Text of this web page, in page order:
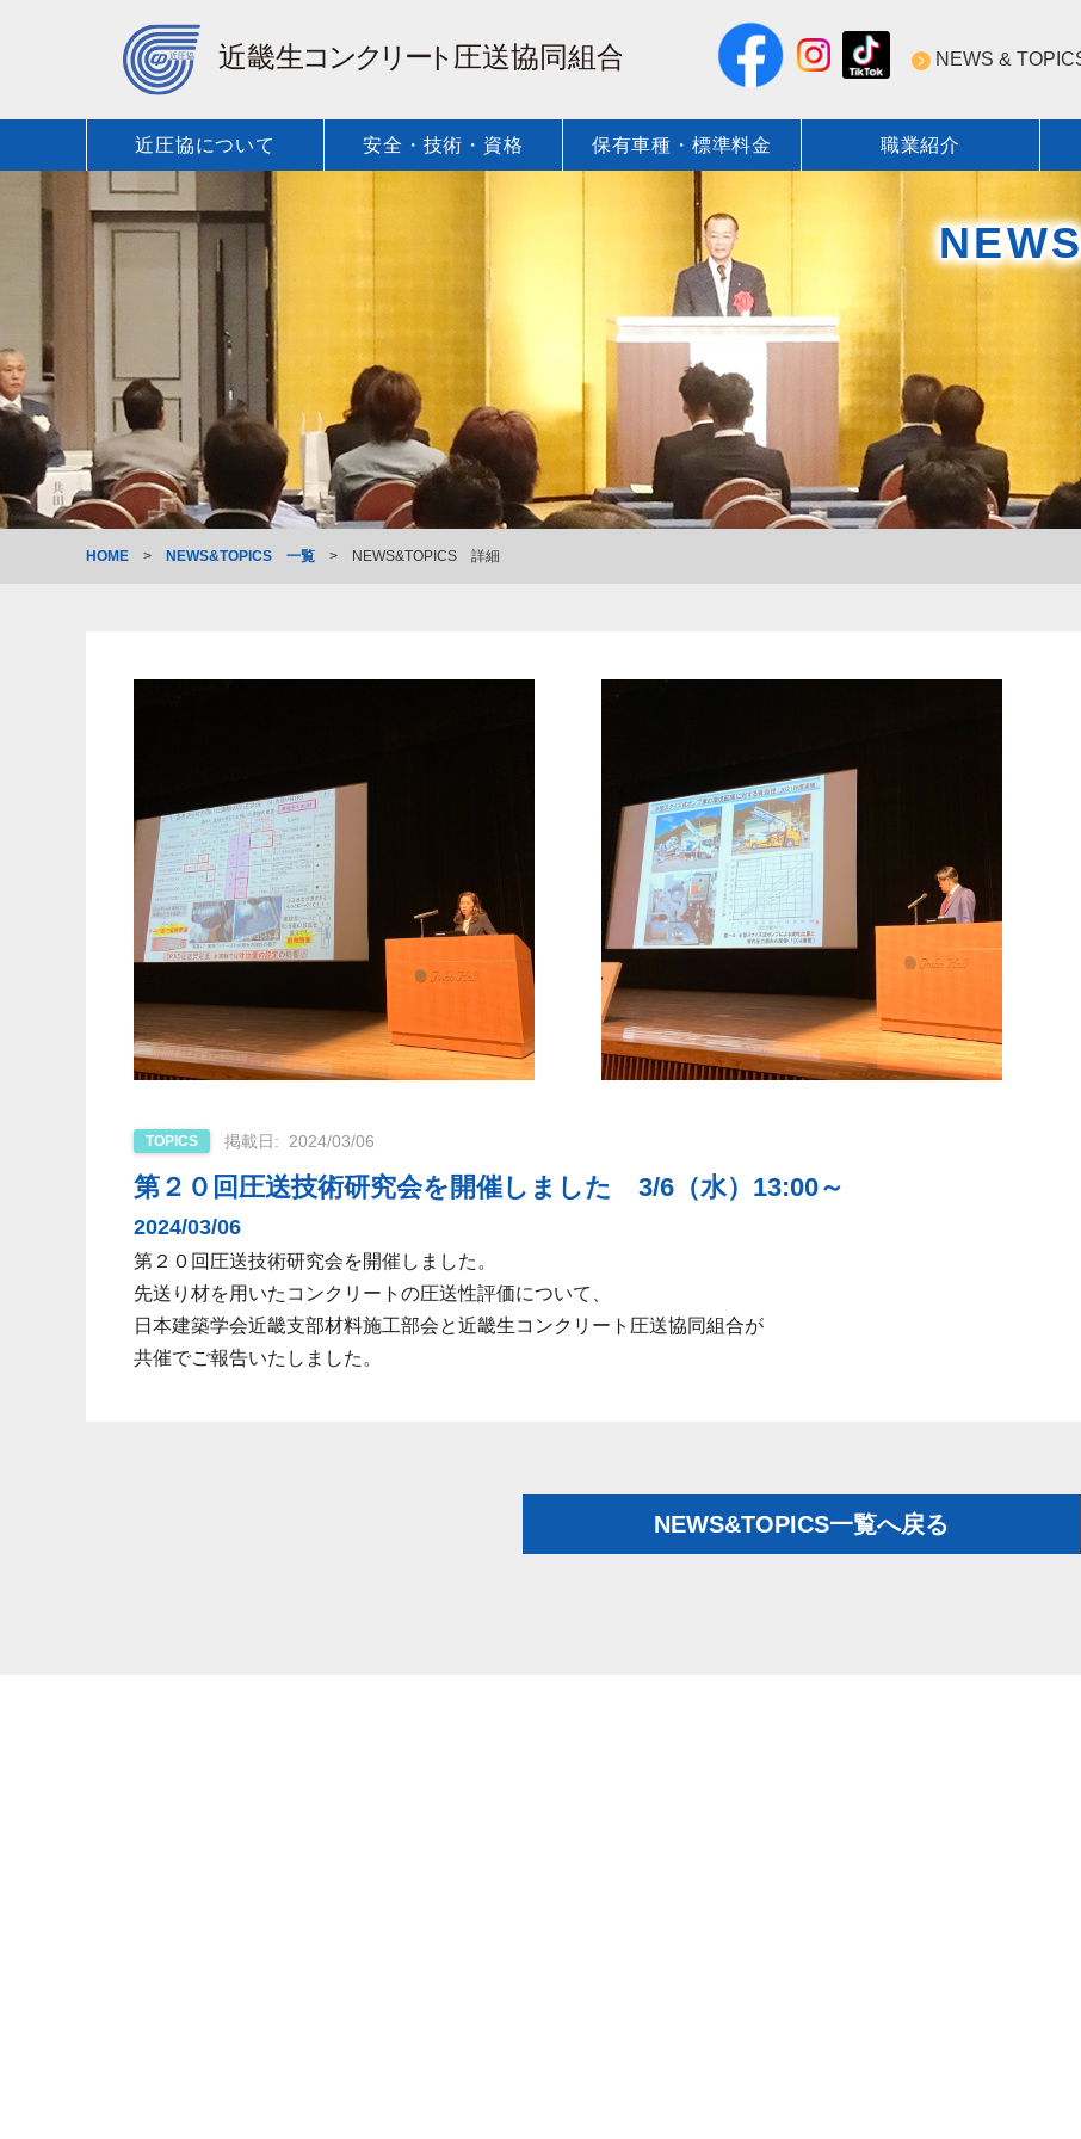
NEWS &
近圧協について
近圧協について
標準圧送料金表
安全・技術・資格
安全・技術・資格
近圧協の安全・技術への取組
近圧協の技術力
安全技術／資格・教育 行事
コンクリート圧送業の資格に
圧送技術研究会
近圧協安全施工管理
ポンプ圧送性評価ソフト
教育DVD
保有車種・標準料金
保有車種・標準料金
標準圧送料金表
職業紹介
HOME > NEWS&TOPICS 一覧 > NEWS&TOPICS 詳細
TOPICS 2024/03/06
2024/03/06
第２０回圧送技術研究会を開催しました 3/6（水）13:00～
第２０回圧送技術研究会を開催しました。
先送り材を用いたコンクリートの圧送性評価について、
日本建築学会近畿支部材料施工部会と近畿生コンクリート圧送協同組合が
共催でご報告いたしました。
NEWS&TOPICS一覧へ戻る